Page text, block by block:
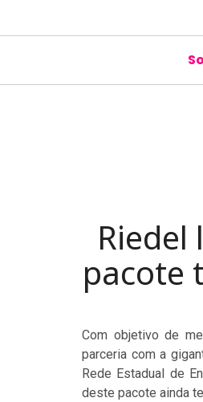
Riedel
pacote
Com objetivo de
parceria com a
Rede Estadual de
deste pacote ainda